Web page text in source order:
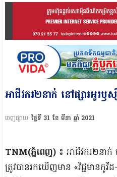
អាជីវករ២នាក់ នៅផ្សារអូរឫ
ចេញផ្សាយ ថ្ងៃទី 31 ខែ មីនា ឆ្នាំ 2021
TNM(ភ្នំពេញ) ៖ អាជីវករ២នាក់
ត្រូវបានរកឃើញមាន «វិជ្ជមាន